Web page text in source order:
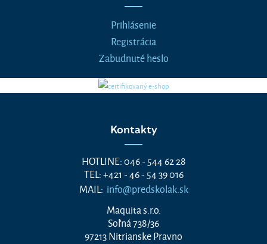
Prihlásenie
Registrácia
Zabudnuté heslo
Kontakty
HOTLINE: 046 - 544 62 28
TEL: +421 - 46 - 54 39 016
MAIL: info@predskolak.sk
Maquita s.r.o.
Soľná 738/36
97213 Nitrianske Pravno